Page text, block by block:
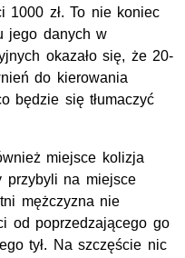
1000 zł. To nie koniec
jego danych w
okazało się, że 20-
do kierowania
będzie się tłumaczyć
miejsce kolizja
przybyli na miejsce
mężczyzna nie
od poprzedzającego go
tył. Na szczęście nic